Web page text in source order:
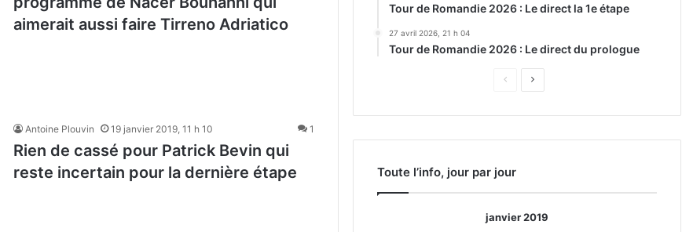
aimerait aussi faire Tirreno Adriatico
Antoine Plouvin 19 janvier 2019, 11 h 10 1
Rien de cassé pour Patrick Bevin qui
reste incertain pour la dernière étape
Tour de Romandie 2026 : Le direct la 1e étape
27 avril 2026, 21 h 04
Tour de Romandie 2026 : Le direct du prologue
Page
Page
Toute l’info, jour par jour
janvier 2019